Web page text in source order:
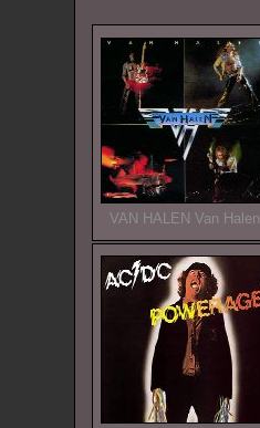
VAN HALEN Van Halen